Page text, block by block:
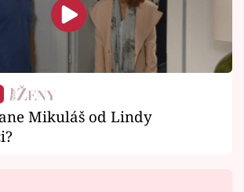
Mikuláš od Lindy